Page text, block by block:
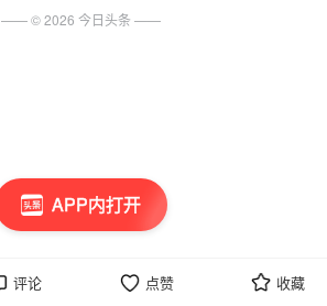
APP内打开
评论 点赞 收藏
—— ©2026 今日头条 ——